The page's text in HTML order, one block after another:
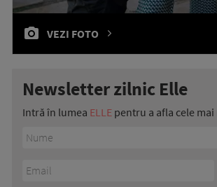
VEZI FOTO
Newsletter zilnic Elle
Intră în lumea ELLE pentru a afla cele